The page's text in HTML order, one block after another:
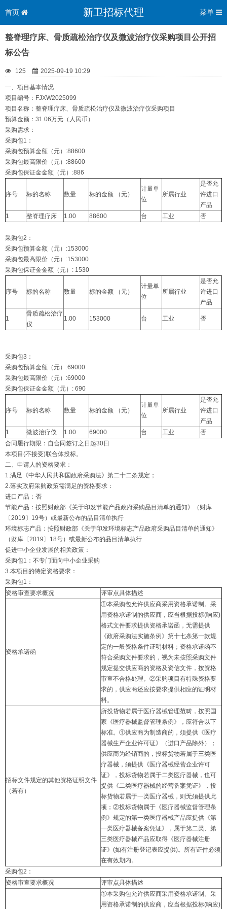
首页 新卫招标代理 菜单
整脊理疗床、骨质疏松治疗仪及微波治疗仪采购项目公开招
标公告
125 2025-09-19 10:29
一、项目基本情况
项目编号：FJXW2025099
项目名称：整脊理疗床、骨质疏松治疗仪及微波治疗仪采购项目
预算金额：31.06万元（人民币）
采购需求：
采购包1：
采购包预算金额（元）:88600
采购包最高限价（元）:88600
采购包保证金金额（元）:886
序号 标的名称 数量 标的金额 （元）
计量单
位
所属行业
是否允
许进口
产品
1
整脊理疗床 1.00 88600 台 工业 否
采购包2：
采购包预算金额（元）:153000
采购包最高限价（元）:153000
采购包保证金金额（元）: 1530
序号 标的名称 数量 标的金额 （元）
计量单
位
所属行业
是否允
许进口
产品
1
骨质疏松治疗
仪
1.00 153000 台 工业 否
采购包3：
采购包预算金额（元）:69000
采购包最高限价（元）:69000
采购包保证金金额（元）: 690
序号 标的名称 数量 标的金额 （元）
计量单
位
所属行业
是否允
许进口
产品
1
微波治疗仪 1.00 69000 台 工业
否
合同履行期限：自合同签订之日起30日
本项目(不接受)联合体投标。
二、申请人的资格要求：
1.满足《中华人民共和国政府采购法》第二十二条规定；
2.落实政府采购政策需满足的资格要求：
进口产品：否
节能产品：按照财政部《关于印发节能产品政府采购品目清单的通知》（财库
〔2019〕19号）或最新公布的品目清单执行
环境标志产品：按照财政部《关于印发环境标志产品政府采购品目清单的通知》
（财库〔2019〕18号）或最新公布的品目清单执行
促进中小企业发展的相关政策：
采购包1：不专门面向中小企业采购
3.本项目的特定资格要求：
采购包1：
资格审查要求概况
评审点具体描述
资格承诺函
①本采购包允许供应商采用资格承诺制。采
用资格承诺制的供应商，应当根据投标(响应)
格式文件要求提供资格承诺函，无需提供
《政府采购法实施条例》第十七条第一款规
定的一般资格条件证明材料；资格承诺函不
符合采购文件要求的，视为未按照采购文件
规定提交供应商的资格及资信文件，按资格
审查不合格处理。②采购项目有特殊资格要
求的，供应商还应按要求提供相应的证明材
料。
招标文件规定的其他资格证明文件
（若有）
所投货物若属于医疗器械管理范畴，按照国
家《医疗器械监督管理条例》，应符合以下
标准。①供应商为制造商的，须提供《医疗
器械生产企业许可证》（进口产品除外）；
供应商为经销商的，投标货物若属于三类医
疗器械，须提供《医疗器械经营企业许可
证》，投标货物若属于二类医疗器械，也可
提供《二类医疗器械的经营备案凭证》，投
标货物若属于一类医疗器械，则无须提供此
项；②投标货物属于《医疗器械监督管理条
例》规定的第一类医疗器械产品应提供《第
一类医疗器械备案凭证》，属于第二类、第
三类医疗器械产品应取得《医疗器械注册
证》(如有注册登记表应提供)。所有证件必须
在有效期内。
采购包2：
资格审查要求概况
评审点具体描述
①本采购包允许供应商采用资格承诺制。采
用资格承诺制的供应商，应当根据投标(响应)